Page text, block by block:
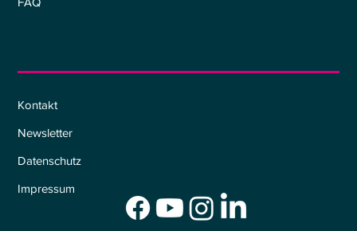
Kontakt
Newsletter
Datenschutz
Impressum